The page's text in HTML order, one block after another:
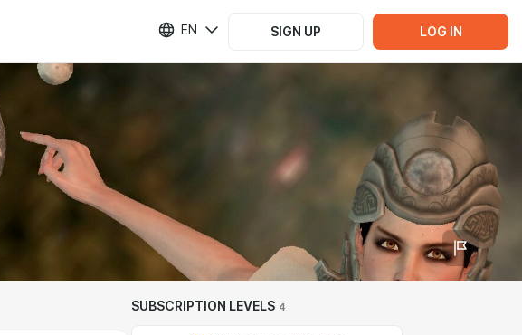
EN SIGN UP LOG IN
SUBSCRIPTION LEVELS 4